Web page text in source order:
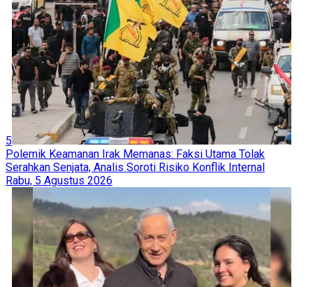
Kemenangan Abdul El-Sayed di Michigan, Sikap Tegas soal
Gaza Bawa Kandidat Muslim Ini Melawan Elite Demokrat AS
Kamis, 6 Agustus 2026
Pemerintah Ambil Alih Utang Kereta Cepat Whoosh Lewat PT
SMF
Rabu, 5 Agustus 2026